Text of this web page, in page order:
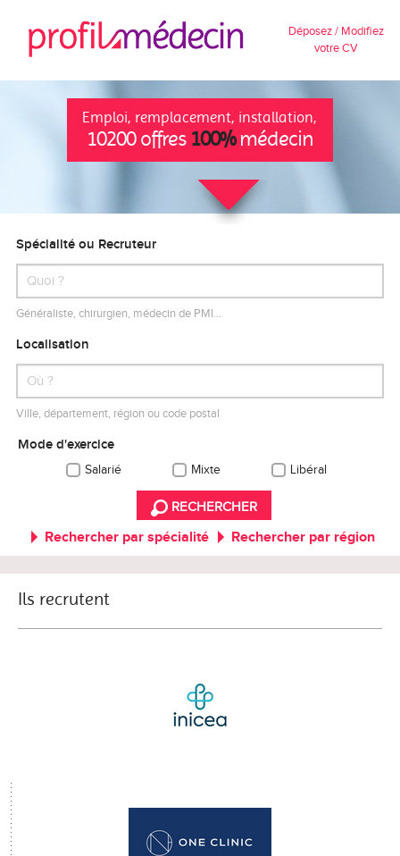
Déposez / Modifiez
votre CV
Emploi, remplacement, installation,
10200 offres 100%médecin
Spécialité ou Recruteur
Généraliste, chirurgien, médecin de PMI…
Localisation
Ville, département, région ou code postal
Mode d'exercice
Salarié Mixte Libéral
RECHERCHER
Rechercher par spécialité Rechercher par région
Ils recrutent